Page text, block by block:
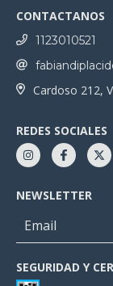
CONTACTANOS
1123010521
Cardoso 212,
REDES SOCIALES
NEWSLETTER
SEGURIDAD Y